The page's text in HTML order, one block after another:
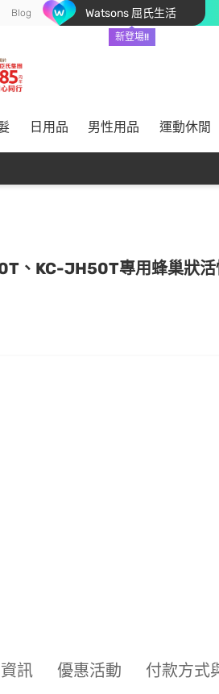
Blog Watsons 屈氏生活
新登場!!
日用品 男性用品 運動休閒
、KC-JH50T專用蜂巢狀活
訊 優惠活動 付款方式